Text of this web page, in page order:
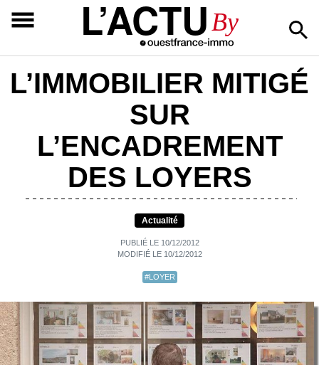
L’ACTUBy
L’IMMOBILIER MITIGÉ
SUR
L’ENCADREMENT
DES LOYERS
Actualité
PUBLIÉ LE 10/12/2012
MODIFIÉ LE 10/12/2012
#LOYER